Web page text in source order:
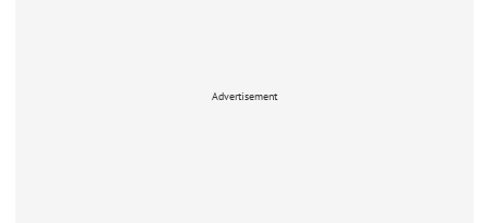
Advertisement